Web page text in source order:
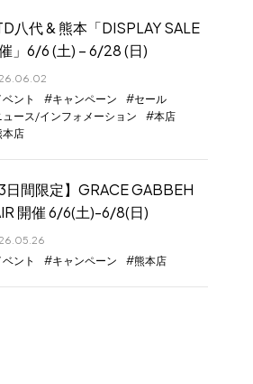
八代 & 熊本「DISPLAY SALE
」6/6 (土) – 6/28 (日)
ベント キャンペーン
セール
ュース/インフォメーション
本店
本店
3日間限定】GRACE GABBEH
開催 6/6(土)-6/8(日)
ベント キャンペーン 熊本店